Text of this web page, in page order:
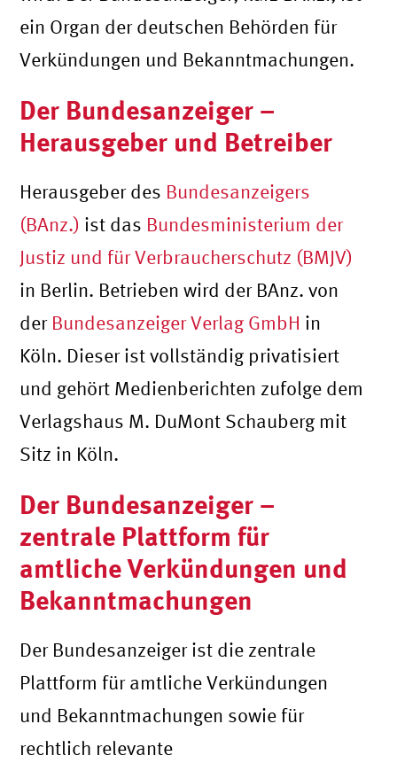
ein Organ der deutschen Behörden für
Verkündungen und Bekanntmachungen.
Der Bundesanzeiger –
Herausgeber und Betreiber
Herausgeber des Bundesanzeigers
(BAnz.) ist das Bundesministerium der
Justiz und für Verbraucherschutz (BMJV)
in Berlin. Betrieben wird der BAnz. von
der Bundesanzeiger Verlag GmbH in
Köln. Dieser ist vollständig privatisiert
und gehört Medienberichten zufolge dem
Verlagshaus M. DuMont Schauberg mit
Sitz in Köln.
Der Bundesanzeiger –
zentrale Plattform für
amtliche Verkündungen und
Bekanntmachungen
Der Bundesanzeiger ist die zentrale
Plattform für amtliche Verkündungen
und Bekanntmachungen sowie für
rechtlich relevante